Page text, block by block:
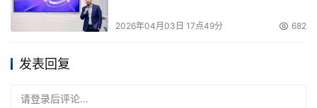
2026年04月03日 17点49分 682
发表回复
请登录后评论...